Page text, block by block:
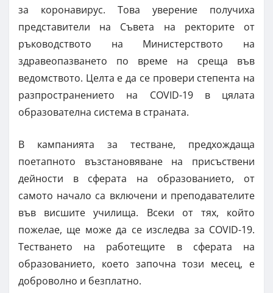
за коронавирус. Това уверение получиха
представители на Съвета на ректорите от
ръководството на Министерството на
здравеопазването по време на среща във
ведомството. Целта е да се провери степента на
разпространението на COVID-19 в цялата
образователна система в страната.
В кампанията за тестване, предхождаща
поетапното възстановяване на присъствени
дейности в сферата на образованието, от
самото начало са включени и преподавателите
във висшите училища. Всеки от тях, който
пожелае, ще може да се изследва за COVID-19.
Тестването на работещите в сферата на
образованието, което започна този месец, е
доброволно и безплатно.